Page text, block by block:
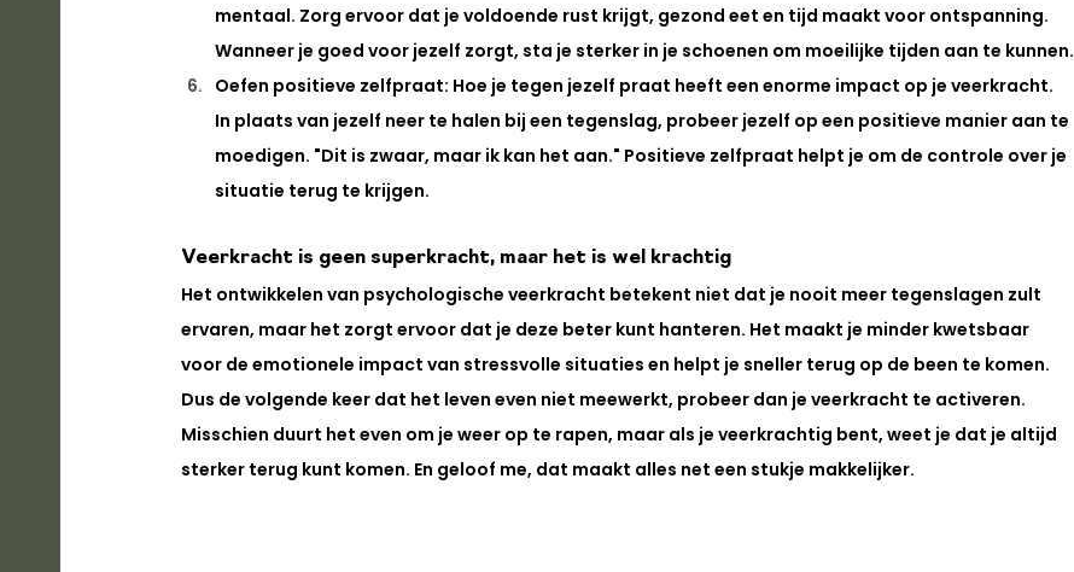
mentaal. Zorg ervoor dat je voldoende rust krijgt, gezond eet en tijd maakt voor ontspanning.
Wanneer je goed voor jezelf zorgt, sta je sterker in je schoenen om moeilijke tijden aan te kunnen.
Oefen positieve zelfpraat: Hoe je tegen jezelf praat heeft een enorme impact op je veerkracht.
In plaats van jezelf neer te halen bij een tegenslag, probeer jezelf op een positieve manier aan te
moedigen. "Dit is zwaar, maar ik kan het aan." Positieve zelfpraat helpt je om de controle over je
situatie terug te krijgen.
Veerkracht is geen superkracht, maar het is wel krachtig
Het ontwikkelen van psychologische veerkracht betekent niet dat je nooit meer tegenslagen zult
ervaren, maar het zorgt ervoor dat je deze beter kunt hanteren. Het maakt je minder kwetsbaar
voor de emotionele impact van stressvolle situaties en helpt je sneller terug op de been te komen.
Dus de volgende keer dat het leven even niet meewerkt, probeer dan je veerkracht te activeren.
Misschien duurt het even om je weer op te rapen, maar als je veerkrachtig bent, weet je dat je altijd
sterker terug kunt komen. En geloof me, dat maakt alles net een stukje makkelijker.